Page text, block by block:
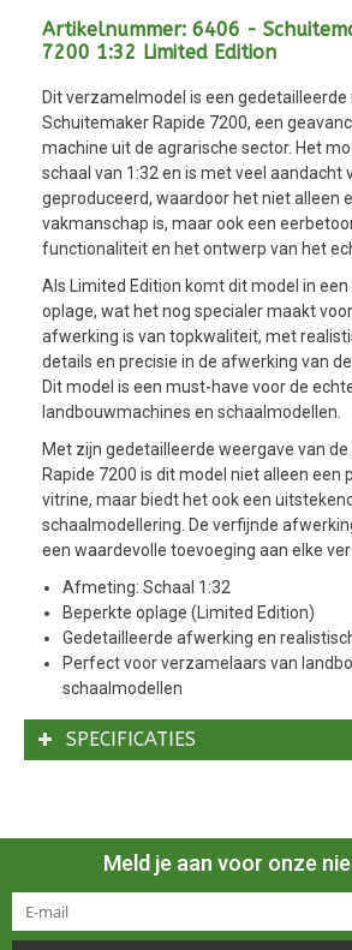
Artikelnummer: 6406 -
7200 1:32 Limited Edition
Dit verzamelmodel is een
Schuitemaker Rapide 7200, een
machine uit de agrarische sector. Het
schaal van 1:32 en is met veel aandacht
geproduceerd, waardoor het niet alleen
vakmanschap is, maar ook een
functionaliteit en het ontwerp van het
Als Limited Edition komt dit model in
oplage, wat het nog specialer maakt
afwerking is van topkwaliteit, met
details en precisie in de afwerking van
Dit model is een must-have voor de
landbouwmachines en schaalmodellen.
Met zijn gedetailleerde weergave van
Rapide 7200 is dit model niet alleen een
vitrine, maar biedt het ook een
schaalmodellering. De verfijnde
een waardevolle toevoeging aan elke
Afmeting: Schaal 1:32
Beperkte oplage (Limited Edition)
Gedetailleerde afwerking en
Perfect voor verzamelaars van
schaalmodellen
SPECIFICATIES
Meld je aan voor onze